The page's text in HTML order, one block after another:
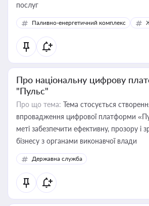
послуг
Паливно-енергетичний комплекс
Про національну цифрову
"Пульс"
Про що тема: Тема стосується
впровадження цифрової платформи
меті забезпечити ефективну, прозору і
бізнесу з органами виконавчої влади
Державна служба